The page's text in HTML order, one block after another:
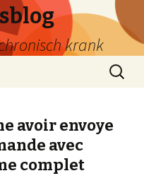
krank
Suchen
nach:
avoir envoye
avec
complet